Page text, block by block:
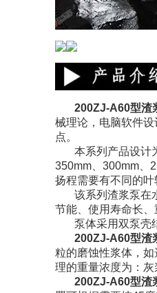
200ZJ-A60型渣
械理论，电脑软件
点。
本系列产品设计
350mm、300mm、
扬程需要有不同的
该系列渣浆泵在
节能、使用寿命长
泵体采用双泵壳
200ZJ-A60型渣
粒的磨蚀性浆体，
理的重量浓度为：
200ZJ-A60型渣